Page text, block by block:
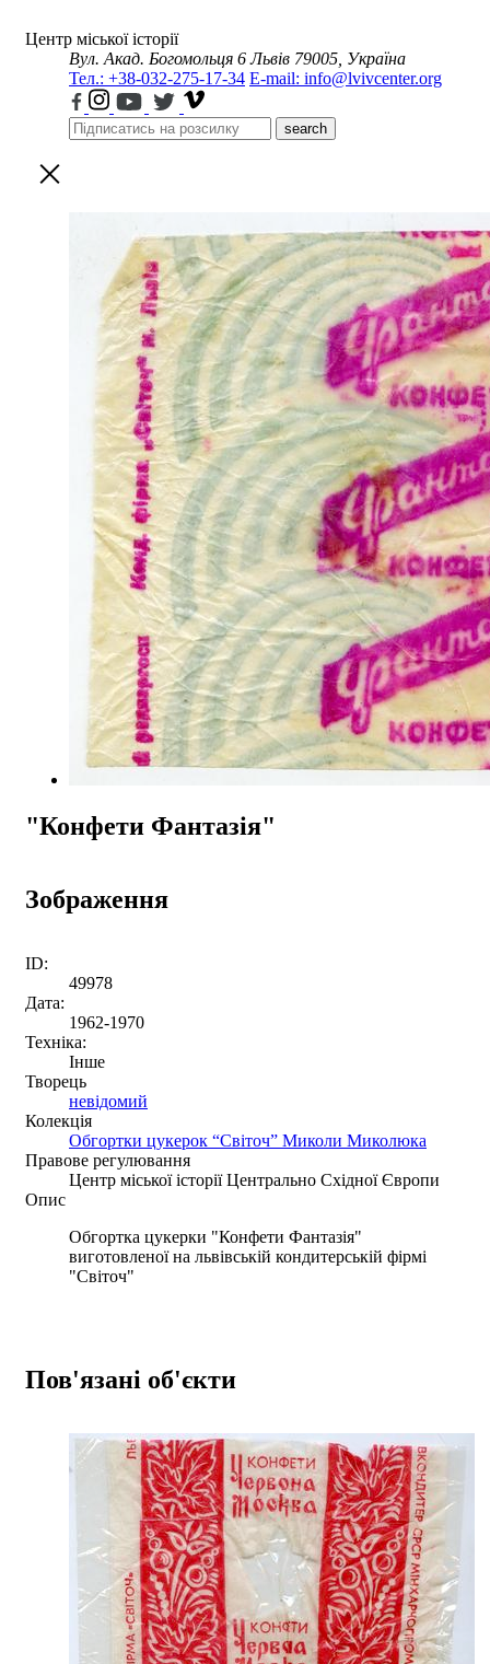
Центр міської історії
Вул. Акад. Богомольця 6 Львів 79005, Україна
Тел.: +38-032-275-17-34 E-mail: info@lvivcenter.org
search
"Конфети Фантазія"
Зображення
ID:
49978
Дата:
1962-1970
Техніка:
Інше
Творець
невідомий
Колекція
Обгортки цукерок “Світоч” Миколи Миколюка
Правове регулювання
Центр міської історії Центрально Східної Європи
Опис
Обгортка цукерки "Конфети Фантазія"
виготовленої на львівській кондитерській фірмі
"Світоч"
Пов'язані об'єкти